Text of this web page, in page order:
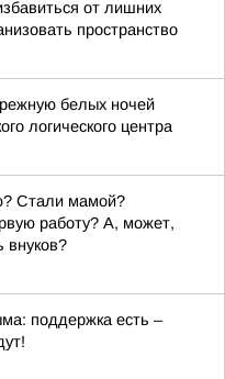
от лишних
пространство
белых ночей
логического центра
Стали мамой?
работу? А, может,
внуков?
поддержка есть –